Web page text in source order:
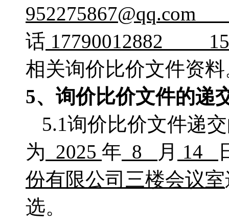
952275867@qq.com
话 17790012882
相关询价比价文件资
5、 询价比价文件的递
5.1询价比价文件递
为 2025 年 8 月 14
份有限公司三楼会议室
选。